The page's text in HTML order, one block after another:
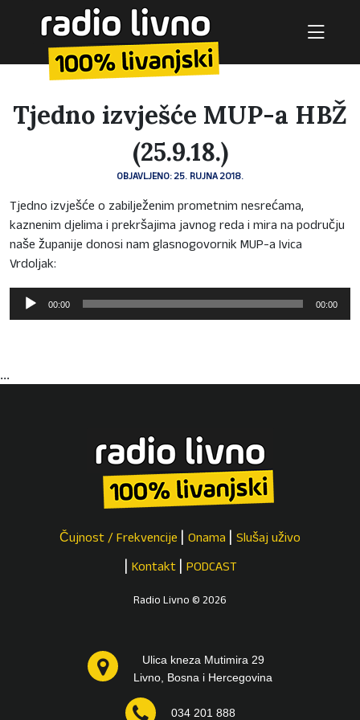
Tjedno izvješće MUP-a HBŽ
(25.9.18.)
OBJAVLJENO: 25. RUJNA 2018.
Tjedno izvješće o zabilježenim prometnim nesrećama,
kaznenim djelima i prekršajima javnog reda i mira na području
naše županije donosi nam glasnogovornik MUP-a Ivica
Vrdoljak:
Reproduktor
audiozapisa
00:00 00:00
...
Čujnost / Frekvencije Onama Slušaj uživo
Kontakt PODCAST
Radio Livno © 2026
Ulica kneza Mutimira 29
Livno, Bosna i Hercegovina
034 201 888